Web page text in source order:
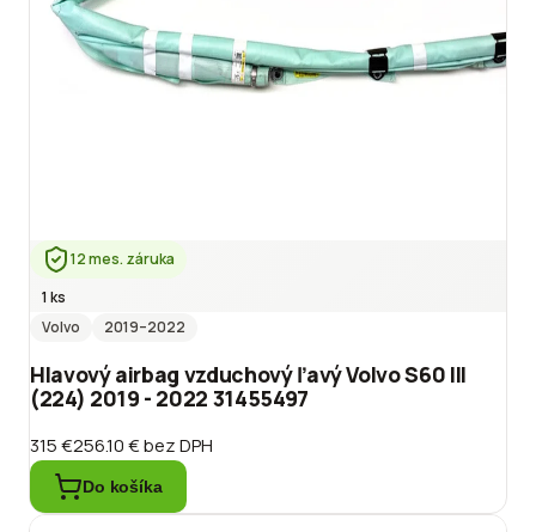
12 mes. záruka
1 ks
Volvo
2019–2022
Hlavový airbag vzduchový ľavý Volvo S60 III
(224) 2019 - 2022 31455497
315 €256.10 €bez DPH
Do košíka